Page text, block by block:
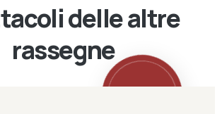
delle altre
rassegne